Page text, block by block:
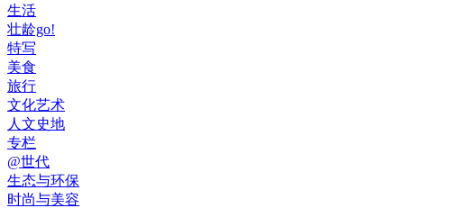
生活
壮龄go!
特写
美食
旅行
文化艺术
人文史地
专栏
@世代
生态与环保
时尚与美容